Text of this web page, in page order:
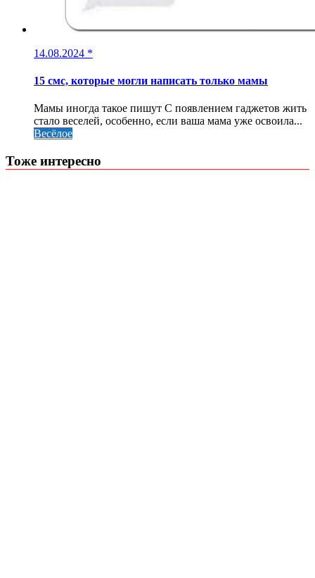
14.08.2024 *
15 смс, которые могли написать только мамы
Мамы иногда такое пишут С появлением гаджетов жить
стало веселей, особенно, если ваша мама уже освоила...
Весёлое
Тоже интересно